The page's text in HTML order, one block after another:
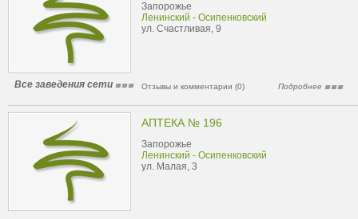
Запорожье
Ленинский - Осипенковский
ул. Счастливая, 9
Все заведения сети Отзывы и комментарии (0) Подробнее
АПТЕКА № 196
Запорожье
Ленинский - Осипенковский
ул. Малая, 3